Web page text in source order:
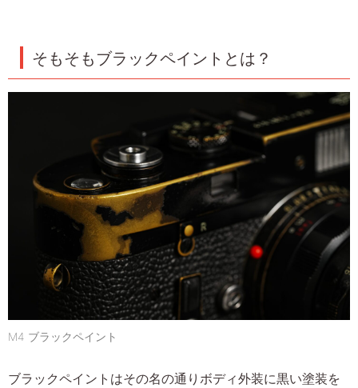
そもそもブラックペイントとは？
M4 ブラックペイント
ブラックペイントはその名の通りボディ外装に黒い塗装を